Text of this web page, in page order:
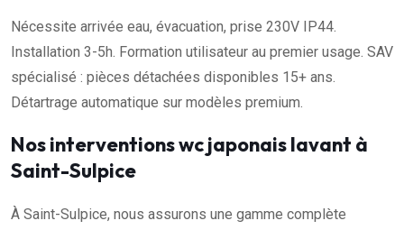
Nécessite arrivée eau, évacuation, prise 230V IP44.
Installation 3-5h. Formation utilisateur au premier usage. SAV
spécialisé : pièces détachées disponibles 15+ ans.
Détartrage automatique sur modèles premium.
Nos interventions wc japonais lavant à
Saint-Sulpice
À Saint-Sulpice, nous assurons une gamme complète